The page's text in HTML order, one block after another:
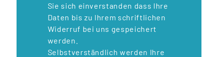
Sie sich einverstanden dass Ihre
Daten bis zu Ihrem schriftlichen
Widerruf bei uns gespeichert
werden.
Selbstverständlich werden Ihre